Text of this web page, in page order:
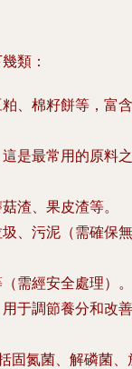
類：
、棉籽餅等，富含
是最常用的原料之
渣、果皮渣等。
、污泥（需確保無
需經安全處理）。
于調節養分和改善
固氮菌、解磷菌、